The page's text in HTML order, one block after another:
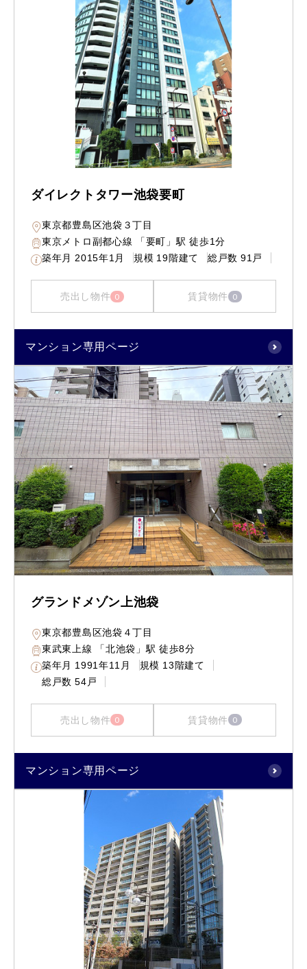
ダイレクトタワー池袋要町
東京都豊島区池袋３丁目
東京メトロ副都心線 「要町」駅 徒歩1分
築年月 2015年1月 規模 19階建て 総戸数 91戸
売出し物件 0 賃貸物件 0
マンション専用ページ
グランドメゾン上池袋
東京都豊島区池袋４丁目
東武東上線 「北池袋」駅 徒歩8分
築年月 1991年11月 規模 13階建て
総戸数 54戸
売出し物件 0 賃貸物件 0
マンション専用ページ